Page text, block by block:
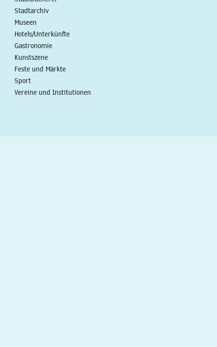
Stadtarchiv
Museen
Hotels/Unterkünfte
Gastronomie
Kunstszene
Feste und Märkte
Sport
Vereine und Institutionen